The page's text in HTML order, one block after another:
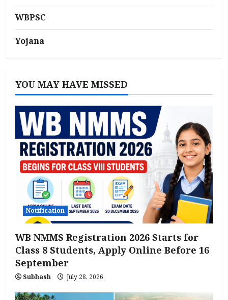
WBPSC
Yojana
YOU MAY HAVE MISSED
Notification
WB NMMS Registration 2026 Starts for
Class 8 Students, Apply Online Before 16
September
Subhash July 28, 2026